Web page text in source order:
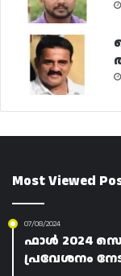
Most Viewed
07/08/2024
ഫാൾ 2024
പ്രവേശനം